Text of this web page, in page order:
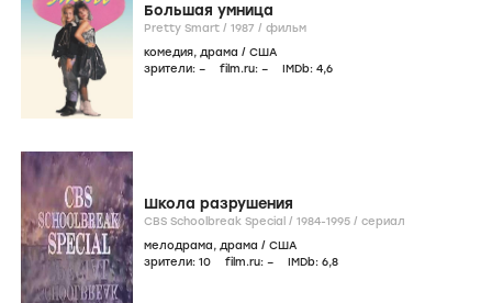
Большая умница
Pretty Smart / 1987 / фильм
комедия, драма / США
зрители: – film.ru: – IMDb: 4,6
Школа разрушения
CBS Schoolbreak Special / 1984-1995 / сериал
мелодрама, драма / США
зрители: 10 film.ru: – IMDb: 6,8